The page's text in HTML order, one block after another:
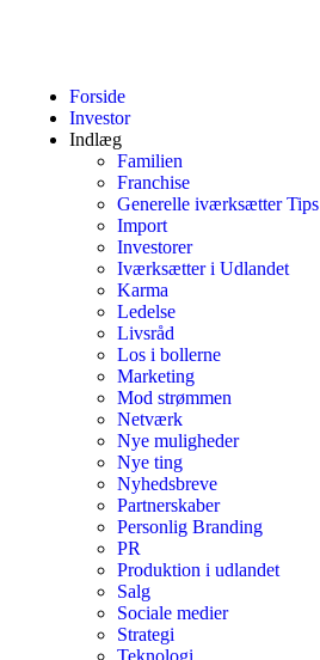
Forside
Investor
Indlæg
Familien
Franchise
Generelle iværksætter Tips
Import
Investorer
Iværksætter i Udlandet
Karma
Ledelse
Livsråd
Los i bollerne
Marketing
Mod strømmen
Netværk
Nye muligheder
Nye ting
Nyhedsbreve
Partnerskaber
Personlig Branding
PR
Produktion i udlandet
Salg
Sociale medier
Strategi
Teknologi